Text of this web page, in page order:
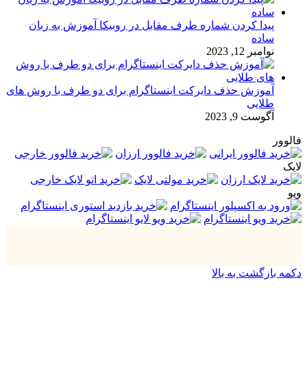
پیدا کردن شماره طرف مقابل در روبیکا آموزش به زبان
ساده
نوامبر 12, 2023
آموزش حذف دایرکت اینستاگرام برای دو طرف با روش های
طلایی
آگوست 9, 2023
فالوور
لایک
ویو
دکمه بازگشت به بالا